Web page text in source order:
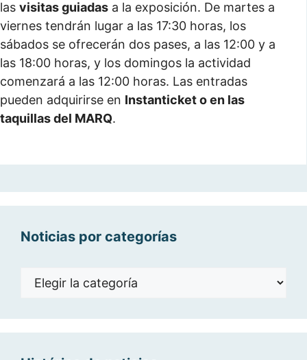
las visitas guiadas a la exposición. De martes a
viernes tendrán lugar a las 17:30 horas, los
sábados se ofrecerán dos pases, a las 12:00 y a
las 18:00 horas, y los domingos la actividad
comenzará a las 12:00 horas. Las entradas
pueden adquirirse en Instanticket o en las
taquillas del MARQ.
Noticias por categorías
Noticias